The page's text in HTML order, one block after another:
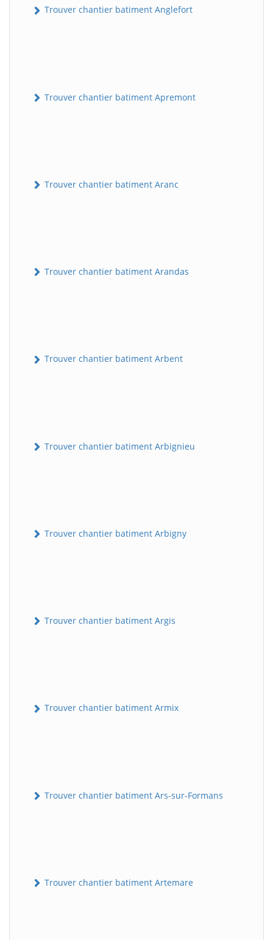
Trouver chantier batiment Anglefort
Trouver chantier batiment Apremont
Trouver chantier batiment Aranc
Trouver chantier batiment Arandas
Trouver chantier batiment Arbent
Trouver chantier batiment Arbignieu
Trouver chantier batiment Arbigny
Trouver chantier batiment Argis
Trouver chantier batiment Armix
Trouver chantier batiment Ars-sur-Formans
Trouver chantier batiment Artemare